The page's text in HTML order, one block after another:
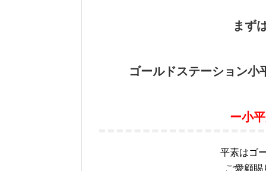
まず
ゴールドステーション
ー小
平素はゴ
ご愛顧